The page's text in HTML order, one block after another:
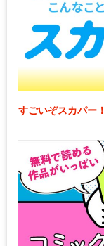
すごいぞスカパー！